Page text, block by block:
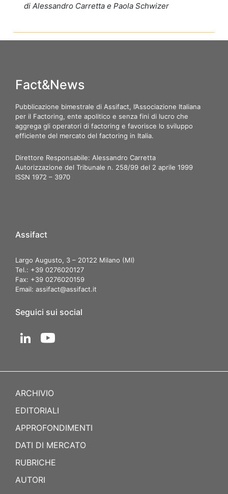
di Alessandro Carretta e Paola Schwizer
Fact&News
Pubblicazione bimestrale di Assifact, l’Associazione Italiana
per il Factoring, ente apolitico e senza fini di lucro che
aggrega gli operatori di factoring e favorisce lo sviluppo
efficiente del mercato del factoring in Italia.
Direttore Responsabile: Alessandro Carretta
Autorizzazione del Tribunale n. 258/99 del 2 aprile 1999
ISSN 1972 – 3970
Assifact
Largo Augusto, 3 – 20122 Milano (MI)
Tel.: +39 0276020127
Fax: +39 0276020159
Email: assifact@assifact.it
Seguici sui social
ARCHIVIO
EDITORIALI
APPROFONDIMENTI
DATI DI MERCATO
RUBRICHE
AUTORI